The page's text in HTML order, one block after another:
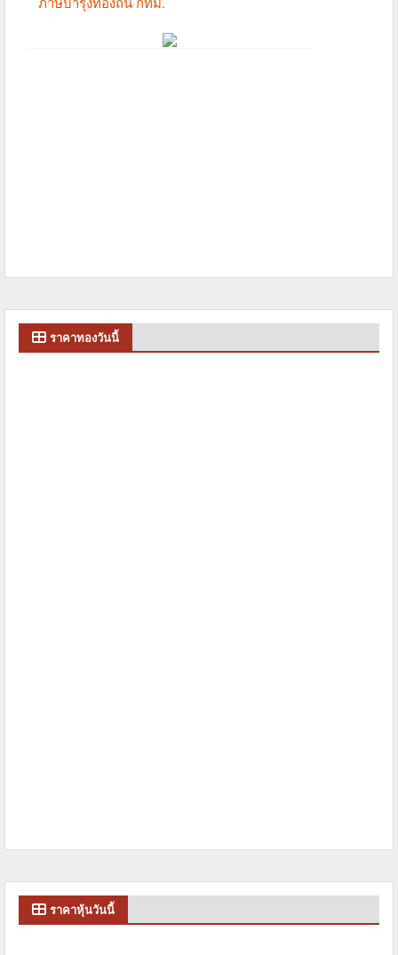
ราคาทองวันนี้
ราคาหุ้นวันนี้